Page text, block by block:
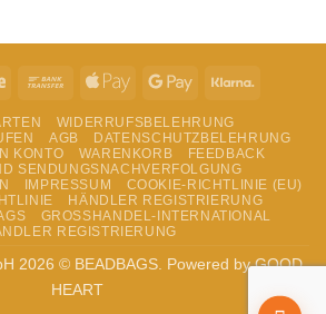
Stripe
Bank
Apple
Google
WIDERRUFSBELEHRUNG
AGB
DATENSCHUTZBELEHRUNG
KONTO WARENKORB
FEEDBACK
SENDUNGSNACHVERFOLGUNG
IMPRESSUM
COOKIE-RICHTLINIE (EU)
HÄNDLER REGISTRIERUNG
GROSSHANDEL-INTERNATIONAL
REGISTRIERUNG
2026 © BEADBAGS. Powered by GOOD
HEART